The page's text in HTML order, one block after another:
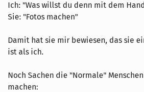
Ich: "Was willst du denn mit dem
Sie: "Fotos machen"
Damit hat sie mir bewiesen, das sie
ist als ich.
Noch Sachen die "Normale"
machen: